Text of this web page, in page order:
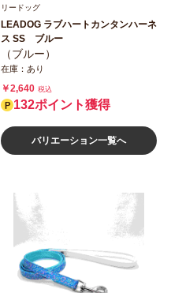
リードッグ
LEADOG ラブハートカンタンハーネ
ス SS ブルー
（ブルー）
在庫：あり
￥2,640 税込
132ポイント獲得
バリエーション一覧へ